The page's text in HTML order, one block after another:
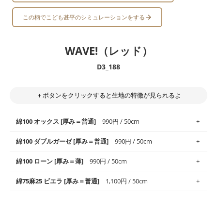
この柄でこども甚平のシミュレーションをする
WAVE!（レッド）
D3_188
＋ボタンをクリックすると生地の特徴が見られるよ
綿100 オックス [厚み＝普通] 990円 / 50cm
使いやすさNo.1！しなやかさと適度な張りを併せ持ち、通気性の
高さがオックス生地の特徴です。当サイトのオックス生地は、
般にお使いいただけます。
綿100 ダブルガーゼ [厚み＝普通] 990円 / 50cm
柔らかくふんわりとした肌触りが特徴です。ベビー用品やハンカ
チなど直接肌に触れるアイテムに最適です。高い吸湿性・通気性
綿100 ローン [厚み＝薄] 990円 / 50cm
綿75麻25 ビエラ [厚み＝普通] 1,100円 / 50cm